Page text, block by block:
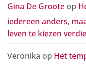
leven
te
verdient
oprecht
leven
gaven
Gina De Groote op
iedereen anders,
leven te kiezen
Veronika op Het